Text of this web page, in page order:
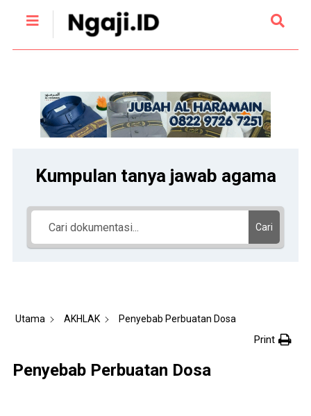
Kumpulan tanya jawab agama
Cari
Utama AKHLAK Penyebab Perbuatan Dosa
Print
Penyebab Perbuatan Dosa